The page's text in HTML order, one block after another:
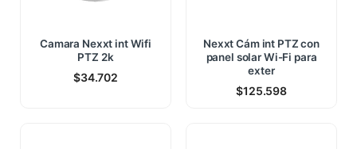
Camara Nexxt int Wifi
PTZ 2k
$34.702
Nexxt Cám int PTZ con
panel solar Wi-Fi para
exter
$125.598